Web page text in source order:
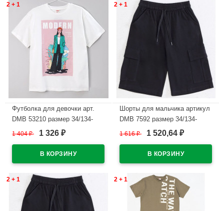
2 + 1
Футболка для девочки арт.
DMB 53210 размер 34/134-
44/164 цвет пыльная роза
1 404₽ 1 326 ₽
2 + 1
Шорты для мальчика артикул
DMB 7592 размер 34/134-
44/164 цвет темно-синий
1 616₽ 1 520,64 ₽
2 + 1 2 + 1